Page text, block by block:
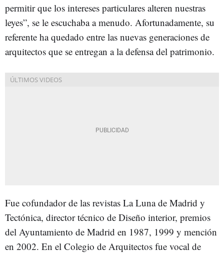
permitir que los intereses particulares alteren nuestras
leyes”, se le escuchaba a menudo. Afortunadamente, su
referente ha quedado entre las nuevas generaciones de
arquitectos que se entregan a la defensa del patrimonio.
Fue cofundador de las revistas La Luna de Madrid y
Tectónica, director técnico de Diseño interior, premios
del Ayuntamiento de Madrid en 1987, 1999 y mención
en 2002. En el Colegio de Arquitectos fue vocal de